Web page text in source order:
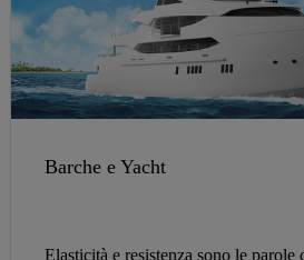
Barche e Yacht
Elasticità e resistenza sono le parole